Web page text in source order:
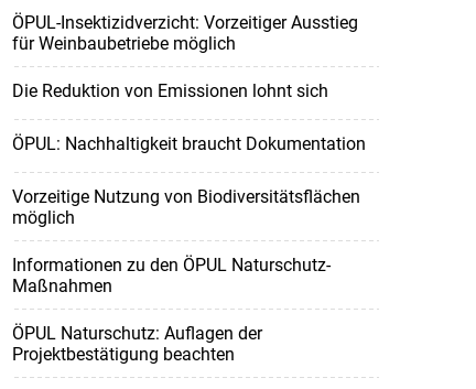
ÖPUL-Insektizidverzicht: Vorzeitiger Ausstieg
für Weinbaubetriebe möglich
Die Reduktion von Emissionen lohnt sich
ÖPUL: Nachhaltigkeit braucht Dokumentation
Vorzeitige Nutzung von Biodiversitätsflächen
möglich
Informationen zu den ÖPUL Naturschutz-
Maßnahmen
ÖPUL Naturschutz: Auflagen der
Projektbestätigung beachten